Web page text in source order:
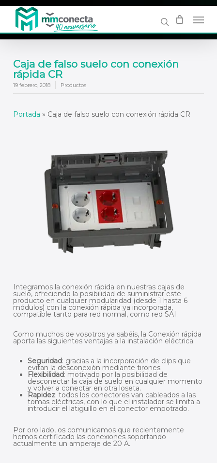
content
Caja de falso suelo con conexión
rápida CR
19 febrero, 2018 Productos
Portada » Caja de falso suelo con conexión rápida CR
Integramos la conexión rápida en nuestras cajas de
suelo, ofreciendo la posibilidad de suministrar este
producto en cualquier modularidad (desde 1 hasta 6
módulos) con la conexión rápida ya incorporada,
compatible tanto para red normal, como red SAI.
Como muchos de vosotros ya sabéis, la Conexión rápida
aporta las siguientes ventajas a la instalación eléctrica:
Seguridad: gracias a la incorporación de clips que
evitan la desconexión mediante tirones
Flexibilidad: motivado por la posibilidad de
desconectar la caja de suelo en cualquier momento
y volver a conectar en otra loseta.
Rapidez: todos los conectores van cableados a las
tomas eléctricas, con lo que el instalador se limita a
introducir el latiguillo en el conector empotrado.
Por oro lado, os comunicamos que recientemente
hemos certificado las conexiones soportando
actualmente un amperaje de 20 A.